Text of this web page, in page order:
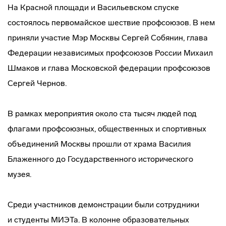
На Красной площади и Васильевском спуске
состоялось первомайское шествие профсоюзов. В нем
приняли участие Мэр Москвы Сергей Собянин, глава
Федерации независимых профсоюзов России Михаил
Шмаков и глава Московской федерации профсоюзов
Сергей Чернов.
В рамках мероприятия около ста тысяч людей под
флагами профсоюзных, общественных и спортивных
объединений Москвы прошли от храма Василия
Блаженного до Государственного исторического
музея.
Среди участников демонстрации были сотрудники
и студенты МИЭТа. В колонне образовательных